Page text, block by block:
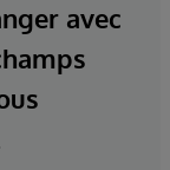
avec